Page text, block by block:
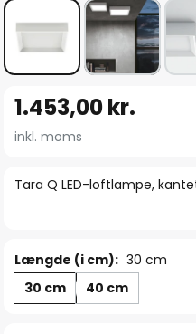
starten
billedgalleriet
Tara Q LED-loftlampe,
1.453,00 kr.
inkl. moms
Længde (i cm): 30 cm
30 cm
40 cm